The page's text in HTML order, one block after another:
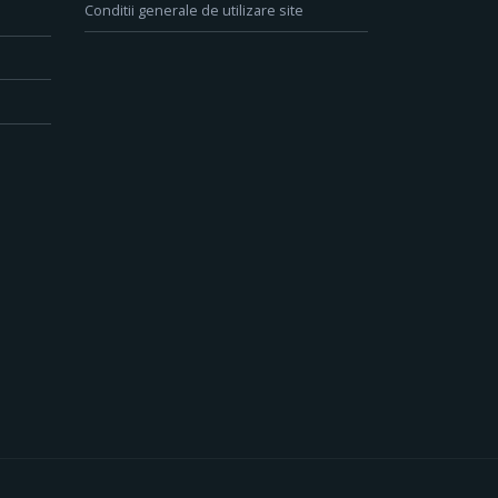
Conditii generale de utilizare site